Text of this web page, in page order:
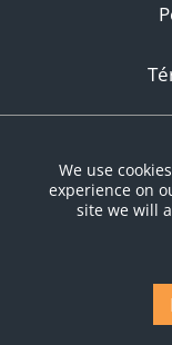
We use
experience on
site we will